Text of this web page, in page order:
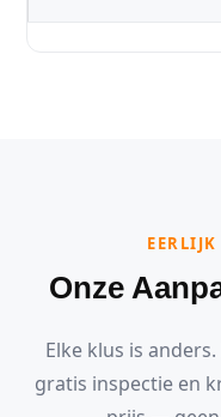
Onze
Elke klus is
gratis inspectie en